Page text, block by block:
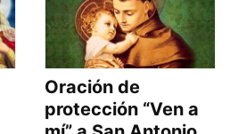
Oración de
protección “Ven a